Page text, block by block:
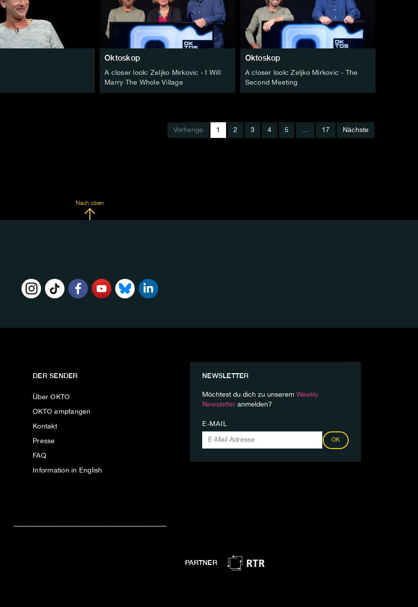
Oktoskop
A closer look: Zeljko Mirkovic - I Will
Marry The Whole Village
Oktoskop
A closer look: Zeljko Mirkovic - The
Second Meeting
Vorherige 1 2 3 4 5 … 17 Nächste
Nach oben
DER SENDER
Über OKTO
OKTO empfangen
Kontakt
Presse
FAQ
Information in English
NEWSLETTER
Möchtest du dich zu unserem Weekly
Newsletter anmelden?
E-MAIL
OK
PARTNER